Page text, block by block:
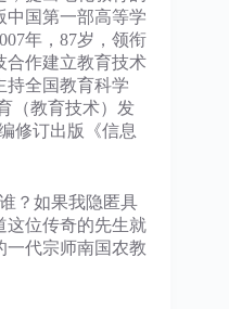
中国第一部高等学
年，87岁，领衔
合作建立教育技术
持全国教育科学
（教育技术）发
修订出版《信息
如果我隐匿具
这位传奇的先生就
一代宗师南国农教